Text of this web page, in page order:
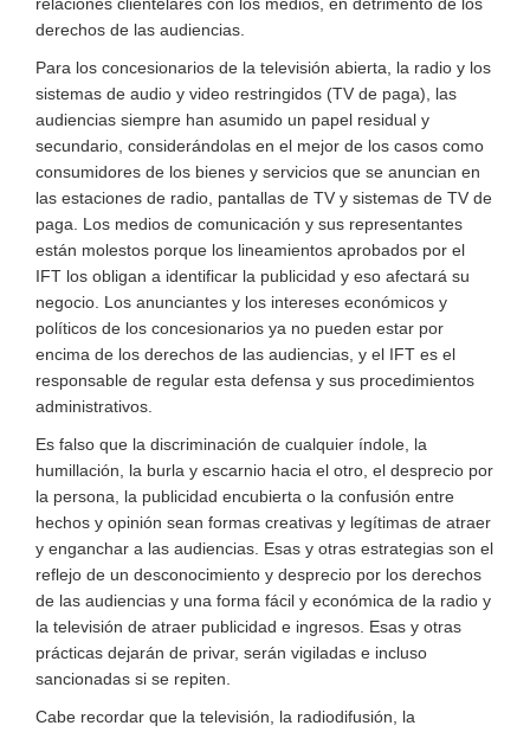
relaciones clientelares con los medios, en detrimento de los
derechos de las audiencias.
Para los concesionarios de la televisión abierta, la radio y los
sistemas de audio y video restringidos (TV de paga), las
audiencias siempre han asumido un papel residual y
secundario, considerándolas en el mejor de los casos como
consumidores de los bienes y servicios que se anuncian en
las estaciones de radio, pantallas de TV y sistemas de TV de
paga. Los medios de comunicación y sus representantes
están molestos porque los lineamientos aprobados por el
IFT los obligan a identificar la publicidad y eso afectará su
negocio. Los anunciantes y los intereses económicos y
políticos de los concesionarios ya no pueden estar por
encima de los derechos de las audiencias, y el IFT es el
responsable de regular esta defensa y sus procedimientos
administrativos.
Es falso que la discriminación de cualquier índole, la
humillación, la burla y escarnio hacia el otro, el desprecio por
la persona, la publicidad encubierta o la confusión entre
hechos y opinión sean formas creativas y legítimas de atraer
y enganchar a las audiencias. Esas y otras estrategias son el
reflejo de un desconocimiento y desprecio por los derechos
de las audiencias y una forma fácil y económica de la radio y
la televisión de atraer publicidad e ingresos. Esas y otras
prácticas dejarán de privar, serán vigiladas e incluso
sancionadas si se repiten.
Cabe recordar que la televisión, la radiodifusión, la